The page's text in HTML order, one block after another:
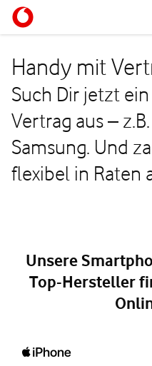
Handy mit
Such Dir jetzt
Vertrag aus –
Samsung. Und
flexibel in Raten
Unsere
Top-Hersteller